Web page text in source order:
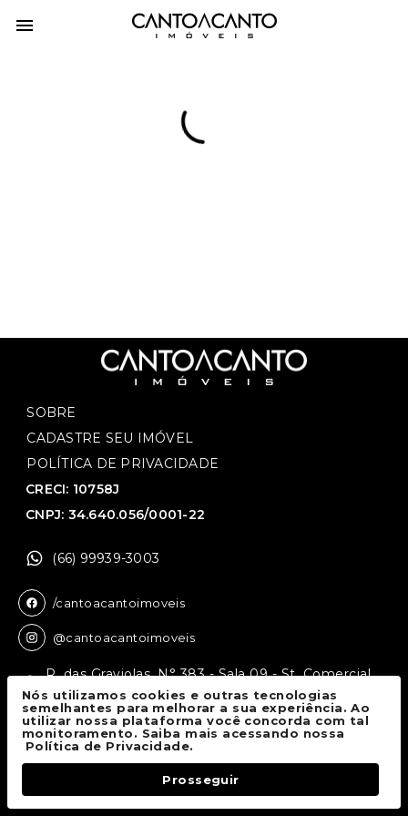
SOBRE
CADASTRE SEU IMÓVEL
POLÍTICA DE PRIVACIDADE
CRECI: 10758J
CNPJ: 34.640.056/0001-22
(66) 99939-3003
/cantoacantoimoveis
@cantoacantoimoveis
R. das Graviolas, N° 383 - Sala 09 - St. Comercial,
Sinop - MT, 78550-136
Canto a Canto Imóveis© 2026.
Todos os direitos reservados.
Nós utilizamos cookies e outras tecnologias
semelhantes para melhorar a sua experiência. Ao
utilizar nossa plataforma você concorda com tal
monitoramento. Saiba mais acessando nossa
Política de Privacidade.
Prosseguir